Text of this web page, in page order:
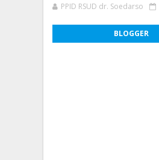
PPID RSUD dr. Soedarso
BLOGGER